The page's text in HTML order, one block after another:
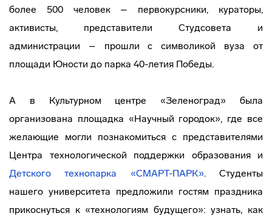
более 500 человек – первокурсники, кураторы,
активисты, представители Студсовета и
администрации – прошли с символикой вуза от
площади Юности до парка 40-летия Победы.
А в Культурном центре «Зеленоград» была
организована площадка «Научный городок», где все
желающие могли познакомиться с представителями
Центра технологической поддержки образования и
Детского технопарка «СМАРТ-ПАРК». Студенты
нашего университета предложили гостям праздника
прикоснуться к «технологиям будущего»: узнать, как